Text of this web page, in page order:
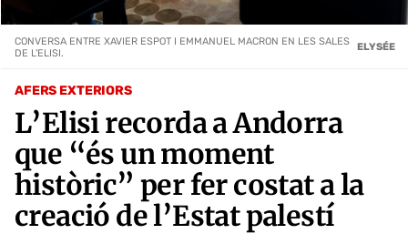
AFERS EXTERIORS
L’Elisi recorda a Andorra
que “és un moment
històric” per fer costat a la
creació de l’Estat palestí
CONVERSA ENTRE XAVIER ESPOT I EMMANUEL MACRON EN LES SALES
DE L'ELISI.
ELYSÉE